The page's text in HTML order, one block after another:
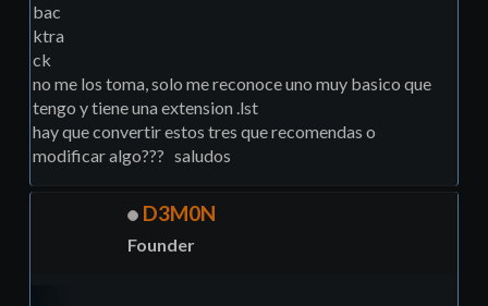
bac
ktra
ck
no me los toma, solo me reconoce uno muy basico que
tengo y tiene una extension .lst
hay que convertir estos tres que recomendas o
modificar algo??? saludos
D3M0N
Founder